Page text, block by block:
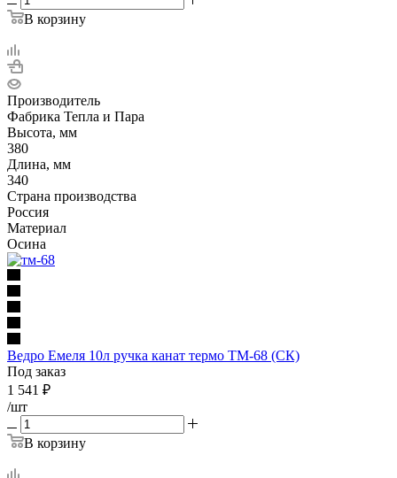
В корзину
Производитель
Фабрика Тепла и Пара
Высота, мм
380
Длина, мм
340
Страна производства
Россия
Материал
Осина
Ведро Емеля 10л ручка канат термо ТМ-68 (СК)
Под заказ
1 541 ₽
/шт
В корзину